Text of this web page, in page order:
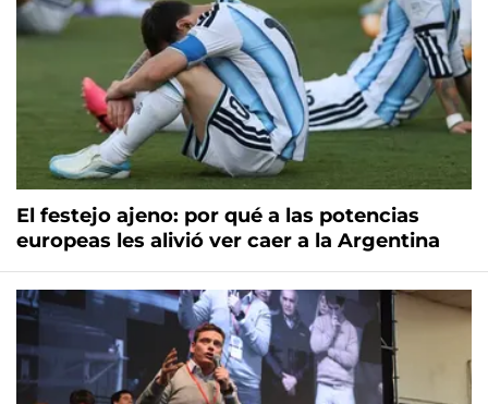
El festejo ajeno: por qué a las potencias
europeas les alivió ver caer a la Argentina